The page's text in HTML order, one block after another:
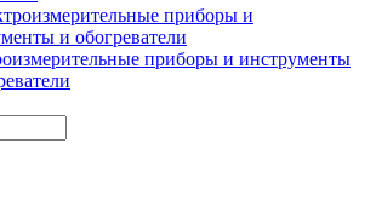
приборы и инструменты